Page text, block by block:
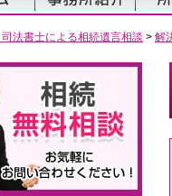
法書士による相続遺言相談 > 解